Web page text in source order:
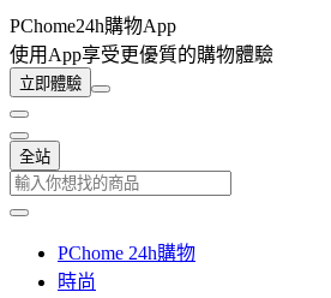
PChome24h購物App
使用App享受更優質的購物體驗
立即體驗
全站
PChome 24h購物
時尚